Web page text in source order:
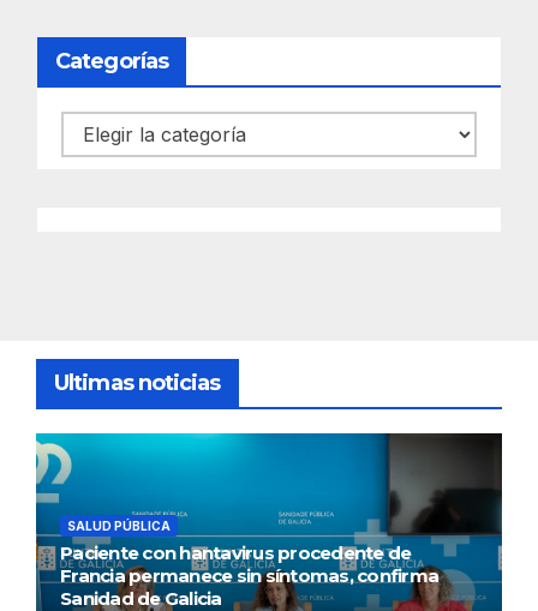
Categorías
Categorías
Ultimas noticias
SALUD PÚBLICA
Paciente con hantavirus procedente de
Francia permanece sin síntomas, confirma
Sanidad de Galicia